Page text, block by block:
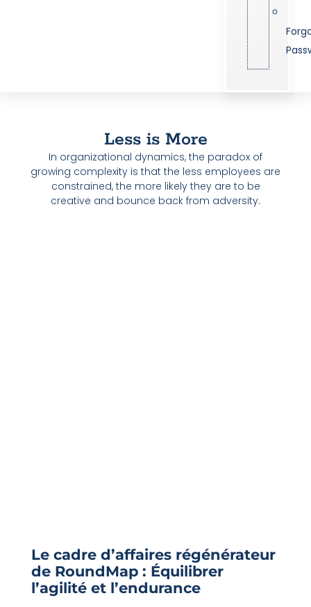
Less is More
In organizational dynamics, the paradox of
growing complexity is that the less employees are
constrained, the more likely they are to be
creative and bounce back from adversity.
Le cadre d’affaires régénérateur
de RoundMap : Équilibrer
l’agilité et l’endurance